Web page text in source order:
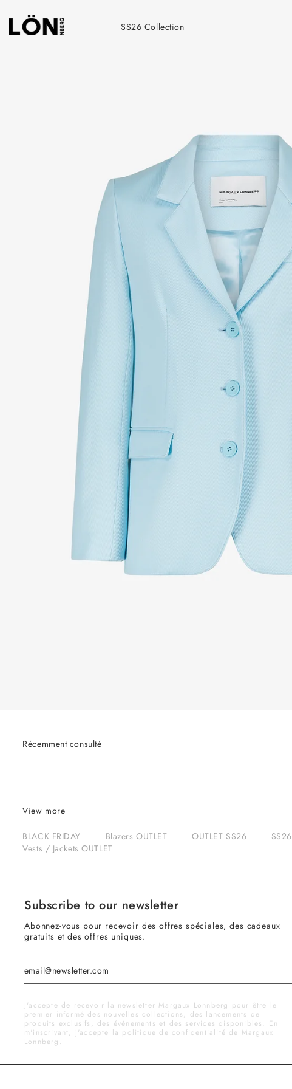
content
SS26 Collection
Récemment consulté
View more
BLACK FRIDAY Blazers OUTLET OUTLET SS26 SS26
Vests / Jackets OUTLET
Subscribe to our newsletter
Abonnez-vous pour recevoir des offres spéciales, des cadeaux
gratuits et des offres uniques.
J'accepte de recevoir la newsletter Margaux Lonnberg pour être le
premier informé des nouvelles collections, des lancements de
produits exclusifs, des événements et des services disponibles. En
m'inscrivant, j'accepte la politique de confidentialité de Margaux
Lonnberg.